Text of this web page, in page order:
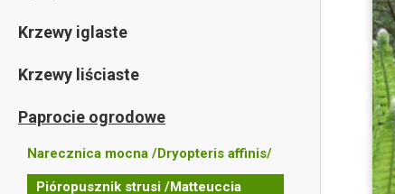
Krzewy iglaste
Krzewy liściaste
Paprocie ogrodowe
Narecznica mocna /Dryopteris affinis/
Pióropusznik strusi /Matteuccia